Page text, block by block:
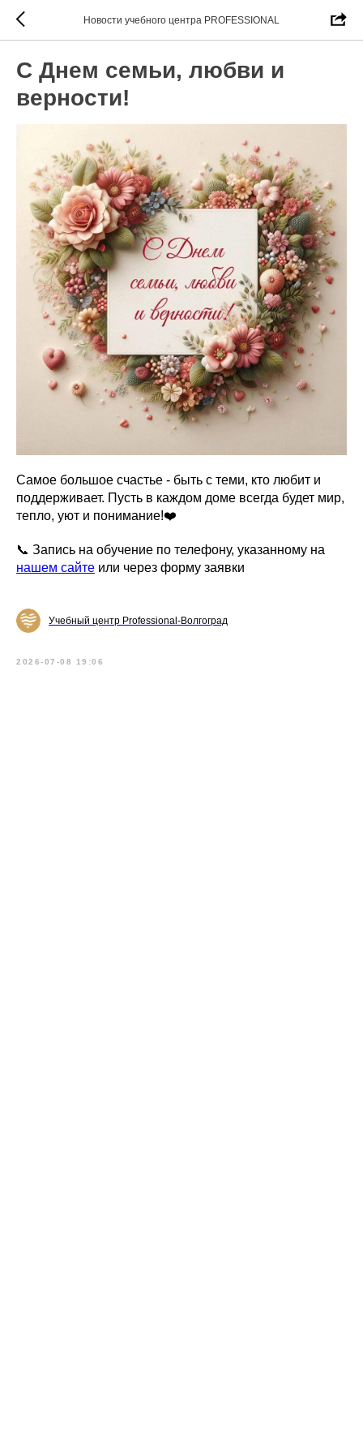
Новости учебного центра PROFESSIONAL
С Днем семьи, любви и
верности!
Самое большое счастье - быть с теми, кто любит и
поддерживает. Пусть в каждом доме всегда будет мир,
тепло, уют и понимание!❤️
📞 Запись на обучение по телефону, указанному на
нашем сайте или через форму заявки
Учебный центр Professional-Волгоград
2026-07-08 19:06